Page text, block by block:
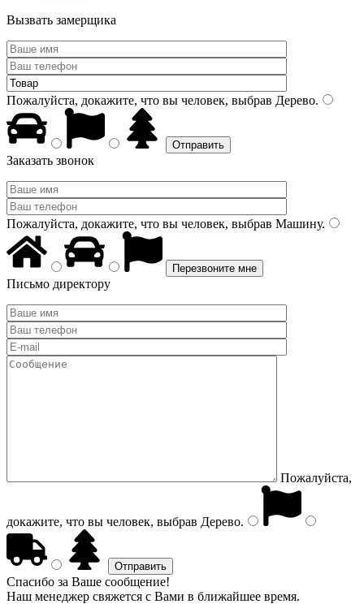
Вызвать замерщика
Пожалуйста, докажите, что вы человек, выбрав Дерево.
Заказать звонок
Пожалуйста, докажите, что вы человек, выбрав Машину.
Письмо директору
Пожалуйста,
докажите, что вы человек, выбрав Дерево.
Спасибо за Ваше сообщение!
Наш менеджер свяжется с Вами в ближайшее время.